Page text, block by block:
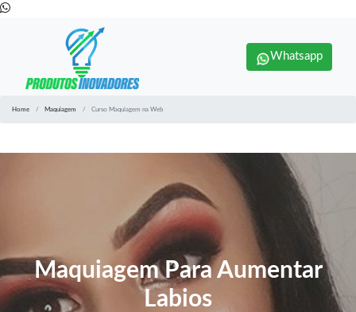
Whatsapp
Home Maquiagem Curso Maquiagem na Web
Maquiagem Para Aumentar
Labios